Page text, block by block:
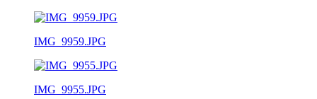
IMG_9959.JPG
IMG_9955.JPG